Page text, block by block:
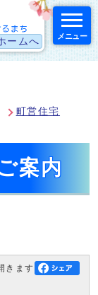
ームへ メニュー
町営住宅
案内
きます